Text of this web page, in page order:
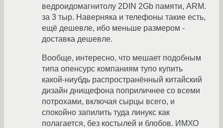
ведроидомагнитолу 2DIN 2Gb памяти, ARM.
за 3 тыр. Наверняка и телефоны такие есть,
ещё дешевле, ибо меньше размером -
доставка дешевле.
Вообще, интересно, что мешает подобным
типа опенсурс компаниям тупо купить
какой-ниубдь распространённый китайский
дизайн днищефона поприличнее со всеми
потрохами, включая сырцы всего, и
спокойно запилить туда линукс как
полагается, без костылей и блобов. ИМХО